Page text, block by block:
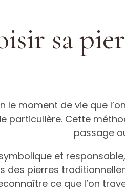
sa
le moment de vie que
particulière. Cette
passage
et
des pierres
ce que l’on